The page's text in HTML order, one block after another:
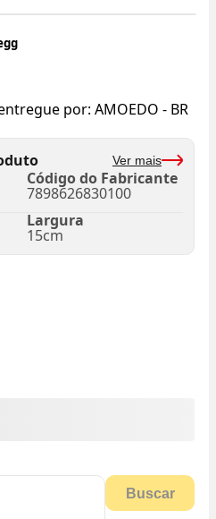
por: AMOEDO - BR
Ver mais
Código do Fabricante
7898626830100
Largura
15cm
Buscar